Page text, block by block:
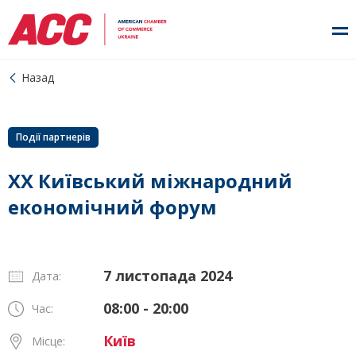
Назад
Події партнерів
XX Київський міжнародний
економічний форум
Дата: 7 листопада 2024
Час: 08:00 - 20:00
Місце: Київ